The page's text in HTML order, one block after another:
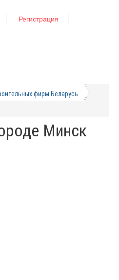
Регистрация
фирм Беларусь
Минск